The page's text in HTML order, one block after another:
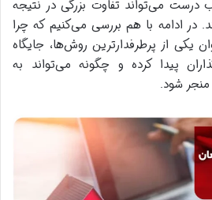
درست می‌تواند تفاوت بزرگی در نتیجه
در ادامه با هم بررسی می‌کنیم که چرا
یکی از پرطرفدارترین روش‌ها، جایگاه
پیدا کرده و چگونه می‌تواند به
منجر شود.